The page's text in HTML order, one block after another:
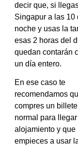
decir que, si
Singapur a las 10
noche y usas la
esas 2 horas del
quedan contarán
un día entero.
En ese caso te
recomendamos
compres un billete
normal para llegar
alojamiento y que
empieces a usar